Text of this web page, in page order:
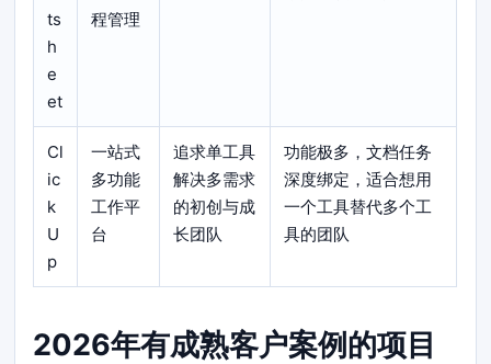
ts
h
e
et
程管理
Cl
ic
k
U
p
一站式
多功能
工作平
台
追求单工具
解决多需求
的初创与成
长团队
功能极多，文档任务
深度绑定，适合想用
一个工具替代多个工
具的团队
2026年有成熟客户案例的项目